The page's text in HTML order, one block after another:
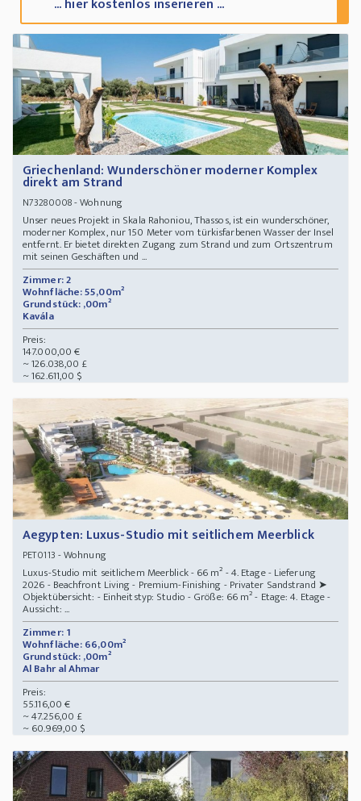
... hier kostenlos inserieren ...
Griechenland: Wunderschöner moderner Komplex
direkt am Strand
N73280008- Wohnung
Unser neues Projekt in Skala Rahoniou, Thassos, ist ein wunderschöner,
moderner Komplex, nur 150 Meter vom türkisfarbenen Wasser der Insel
entfernt. Er bietet direkten Zugang zum Strand und zum Ortszentrum
mit seinen Geschäften und ...
Zimmer: 2
Wohnfläche: 55,00m²
Grundstück: ,00m²
Kavála
Preis:
147.000,00 €
~ 126.038,00 £
~ 162.611,00 $
Aegypten: Luxus-Studio mit seitlichem Meerblick
PET0113 - Wohnung
Luxus-Studio mit seitlichem Meerblick - 66 m² - 4. Etage - Lieferung
2026 - Beachfront Living - Premium-Finishing - Privater Sandstrand ➤
Objektübersicht: - Einheitstyp: Studio - Größe: 66 m² - Etage: 4. Etage -
Aussicht: ...
Zimmer: 1
Wohnfläche: 66,00m²
Grundstück: ,00m²
Al Bahr al Ahmar
Preis:
55.116,00 €
~ 47.256,00 £
~ 60.969,00 $